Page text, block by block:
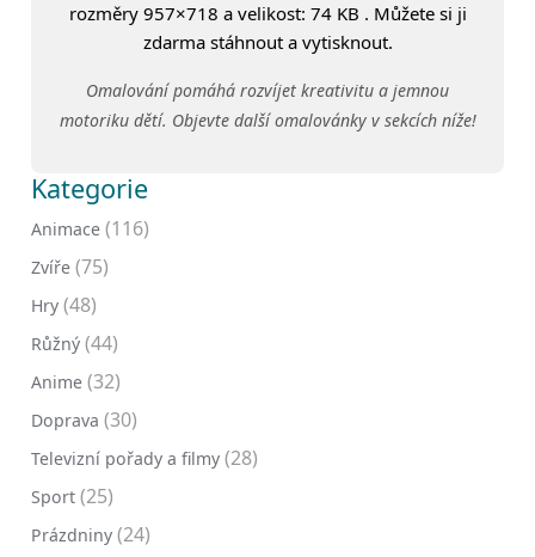
rozměry 957×718 a velikost: 74 KB . Můžete si ji
zdarma stáhnout a vytisknout.
Omalování pomáhá rozvíjet kreativitu a jemnou
motoriku dětí. Objevte další omalovánky v sekcích níže!
Kategorie
Animace (116)
Zvíře (75)
Hry (48)
Růžný (44)
Anime (32)
Doprava (30)
Televizní pořady a filmy (28)
Sport (25)
Prázdniny (24)